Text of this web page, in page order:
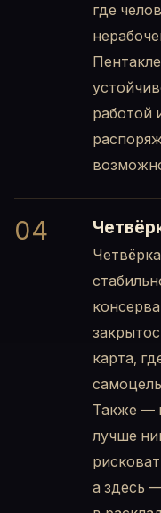
где
работой
04
карта,
Также —
лучше
а здесь